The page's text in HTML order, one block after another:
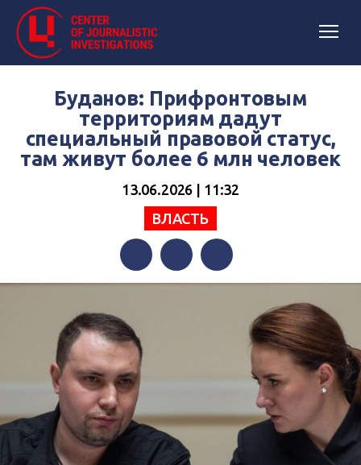
Буданов: Прифронтовым
территориям дадут
специальный правовой статус,
там живут более 6 млн человек
13.06.2026 | 11:32
ВЛАСТЬ
FacebookTwitterTelegram